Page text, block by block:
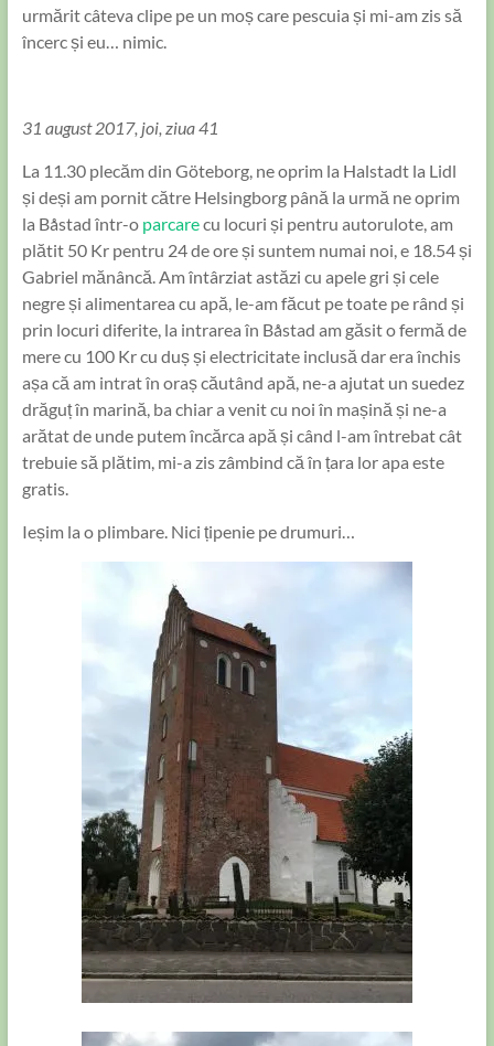
urmărit câteva clipe pe un moș care pescuia și mi-am zis să
încerc și eu… nimic.
31 august 2017, joi, ziua 41
La 11.30 plecăm din Göteborg, ne oprim la Halstadt la Lidl
și deși am pornit către Helsingborg până la urmă ne oprim
la Båstad într-o parcarecu locuri și pentru autorulote, am
plătit 50 Kr pentru 24 de ore și suntem numai noi, e 18.54 și
Gabriel mănâncă. Am întârziat astăzi cu apele gri și cele
negre și alimentarea cu apă, le-am făcut pe toate pe rând și
prin locuri diferite, la intrarea în Båstad am găsit o fermă de
mere cu 100 Kr cu duș și electricitate inclusă dar era închis
așa că am intrat în oraș căutând apă, ne-a ajutat un suedez
drăguț în marină, ba chiar a venit cu noi în mașină și ne-a
arătat de unde putem încărca apă și când l-am întrebat cât
trebuie să plătim, mi-a zis zâmbind că în țara lor apa este
gratis.
Ieșim la o plimbare. Nici țipenie pe drumuri…